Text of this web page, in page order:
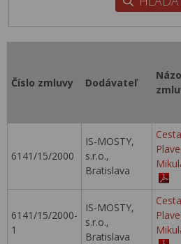
Číslo zmluvy Dodávateľ
6141/15/2000
IS-MOSTY,
s.r.o.,
Bratislava
6141/15/2000-
1
IS-MOSTY,
s.r.o.,
Bratislava